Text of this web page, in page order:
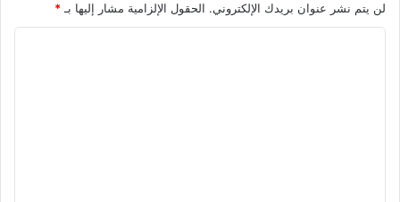
لن يتم نشر عنوان بريدك الإلكتروني. الحقول الإلزامية مشار إليها بـ*